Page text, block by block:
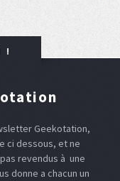
!
Geekotation,
ci dessous, et ne
revendus à une
donne a chacun un